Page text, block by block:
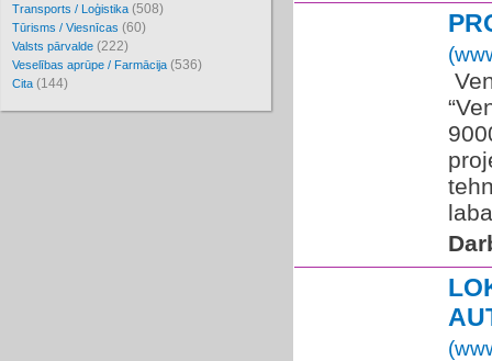
Transports / Loģistika (508)
Tūrisms / Viesnīcas (60)
Valsts pārvalde (222)
Veselības aprūpe / Farmācija (536)
Cita (144)